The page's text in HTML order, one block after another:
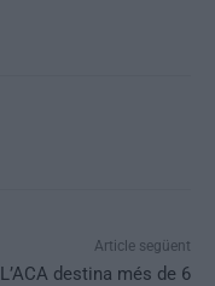
Article següent
L’ACA destina més de 6